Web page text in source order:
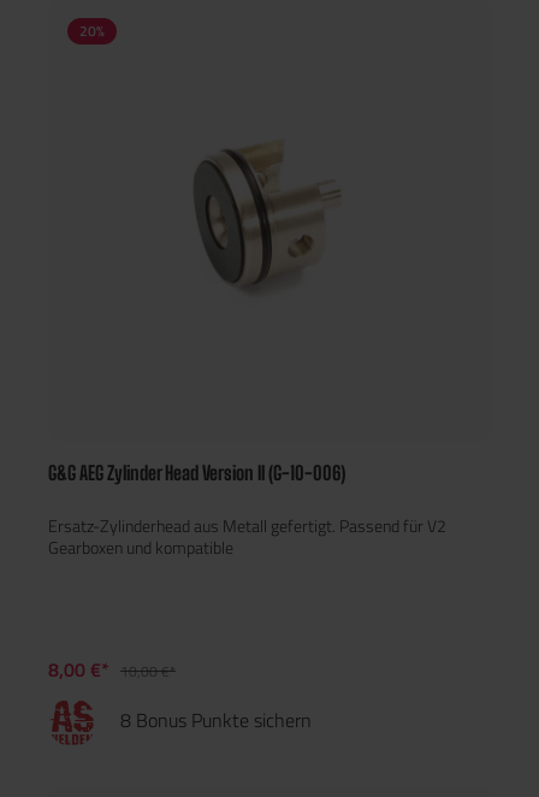
20%
G&G AEG Zylinder Head Version II (G-10-006)
Ersatz-Zylinderhead aus Metall gefertigt. Passend für V2
Gearboxen und kompatible
8,00 €* 10,00 €*
8 Bonus Punkte sichern